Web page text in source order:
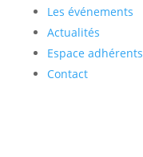
Les événements
Actualités
Espace adhérents
Contact